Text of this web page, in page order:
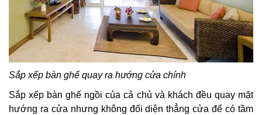
Sắp xếp bàn ghế quay ra hướng cửa chính
Sắp xếp bàn ghế ngồi của cả chủ và khách đều quay mặt
hướng ra cửa nhưng không đối diện thẳng cửa để có tầm